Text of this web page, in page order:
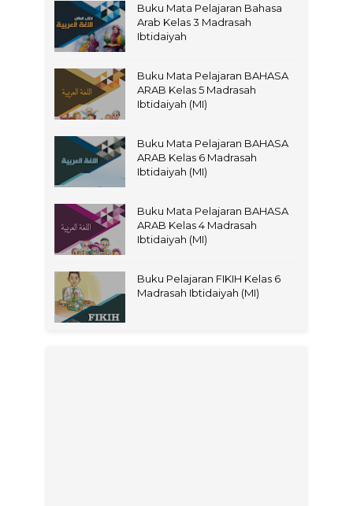
Buku Mata Pelajaran Bahasa
Arab Kelas 3 Madrasah
Ibtidaiyah
Buku Mata Pelajaran BAHASA
ARAB Kelas 5 Madrasah
Ibtidaiyah (MI)
Buku Mata Pelajaran BAHASA
ARAB Kelas 6 Madrasah
Ibtidaiyah (MI)
Buku Mata Pelajaran BAHASA
ARAB Kelas 4 Madrasah
Ibtidaiyah (MI)
Buku Pelajaran FIKIH Kelas 6
Madrasah Ibtidaiyah (MI)